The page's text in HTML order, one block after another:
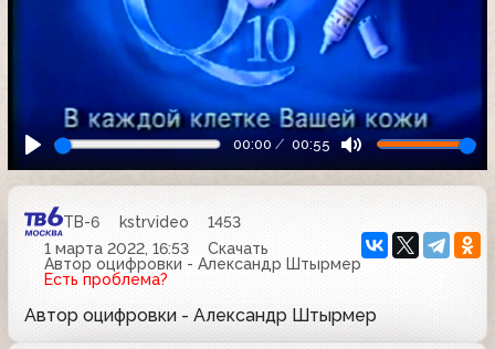
00:00 00:55
ТВ-6 kstrvideo
1453
1 марта 2022, 16:53
Скачать
Автор оцифровки - Александр Штырмер
Есть проблема?
Автор оцифровки - Александр Штырмер